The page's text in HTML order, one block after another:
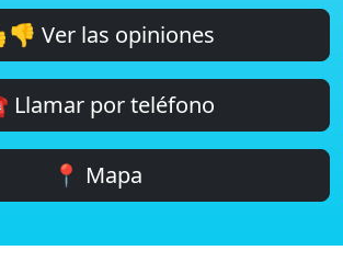
Ver las opiniones
por teléfono
📍 Mapa